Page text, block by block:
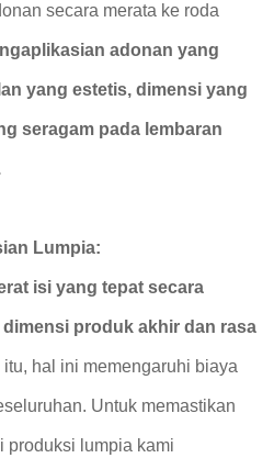
secara merata ke roda
adonan yang
yang estetis, dimensi yang
seragam pada lembaran
Lumpia:
isi yang tepat secara
produk akhir dan rasa
itu, hal ini memengaruhi biaya
Untuk memastikan
produksi lumpia kami